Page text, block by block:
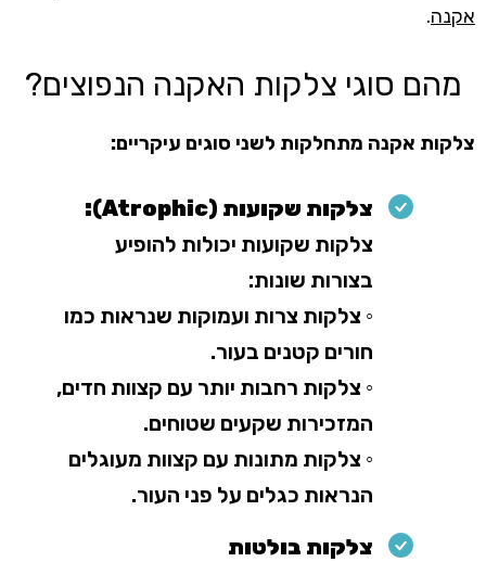
אקנה.
מהם סוגי צלקות האקנה הנפוצים?
צלקות אקנה מתחלקות לשני סוגים עיקריים:
צלקות שקועות (Atrophic):
צלקות שקועות יכולות להופיע
בצורות שונות:
◦ צלקות צרות ועמוקות שנראות כמו
חורים קטנים בעור.
◦ צלקות רחבות יותר עם קצוות חדים,
המזכירות שקעים שטוחים.
◦ צלקות מתונות עם קצוות מעוגלים
הנראות כגלים על פני העור.
צלקות בולטות